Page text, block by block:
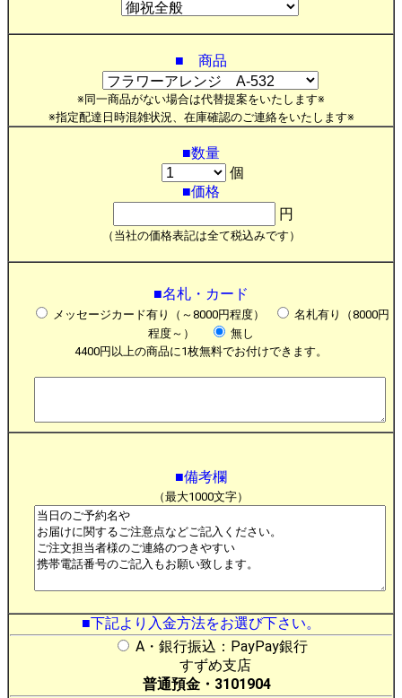
■ 商品
※同一商品がない場合は代替提案をいたします※
※指定配達日時混雑状況、在庫確認のご連絡をいたします※
■数量
個
■価格
円
（当社の価格表記は全て税込みです）
■名札・カード
メッセージカード有り（～8000円程度）
名札有り（8000円
程度～）
無し
4400円以上の商品に1枚無料でお付けできます。
■備考欄
（最大1000文字）
■下記より入金方法をお選び下さい。
A・銀行振込：PayPay銀行
すずめ支店
普通預金・3101904